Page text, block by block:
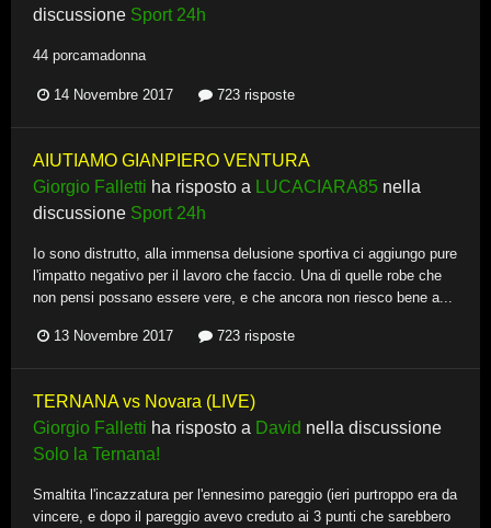
discussione Sport 24h
44 porcamadonna
14 Novembre 2017 723 risposte
AIUTIAMO GIANPIERO VENTURA
Giorgio Falletti ha risposto a LUCACIARA85 nella
discussione Sport 24h
Io sono distrutto, alla immensa delusione sportiva ci aggiungo pure
l'impatto negativo per il lavoro che faccio. Una di quelle robe che
non pensi possano essere vere, e che ancora non riesco bene a...
13 Novembre 2017 723 risposte
TERNANA vs Novara (LIVE)
Giorgio Falletti ha risposto a David nella discussione
Solo la Ternana!
Smaltita l'incazzatura per l'ennesimo pareggio (ieri purtroppo era da
vincere, e dopo il pareggio avevo creduto ai 3 punti che sarebbero